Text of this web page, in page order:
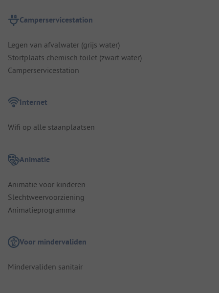
Camperservicestation
Legen van afvalwater (grijs water)
Stortplaats chemisch toilet (zwart water)
Camperservicestation
Internet
Wifi op alle staanplaatsen
Animatie
Animatie voor kinderen
Slechtweervoorziening
Animatieprogramma
Voor mindervaliden
Mindervaliden sanitair